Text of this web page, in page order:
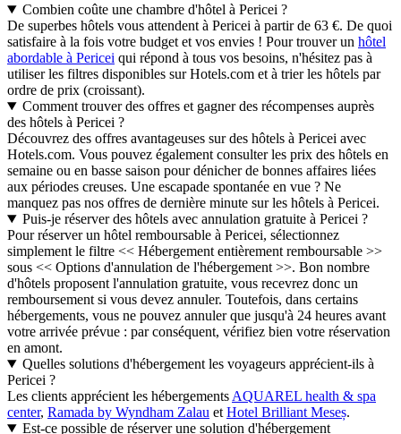
Combien coûte une chambre d'hôtel à Pericei ?
De superbes hôtels vous attendent à Pericei à partir de 63 €. De quoi
satisfaire à la fois votre budget et vos envies ! Pour trouver un hôtel
abordable à Pericei qui répond à tous vos besoins, n'hésitez pas à
utiliser les filtres disponibles sur Hotels.com et à trier les hôtels par
ordre de prix (croissant).
Comment trouver des offres et gagner des récompenses auprès
des hôtels à Pericei ?
Découvrez des offres avantageuses sur des hôtels à Pericei avec
Hotels.com. Vous pouvez également consulter les prix des hôtels en
semaine ou en basse saison pour dénicher de bonnes affaires liées
aux périodes creuses. Une escapade spontanée en vue ? Ne
manquez pas nos offres de dernière minute sur les hôtels à Pericei.
Puis-je réserver des hôtels avec annulation gratuite à Pericei ?
Pour réserver un hôtel remboursable à Pericei, sélectionnez
simplement le filtre << Hébergement entièrement remboursable >>
sous << Options d'annulation de l'hébergement >>. Bon nombre
d'hôtels proposent l'annulation gratuite, vous recevrez donc un
remboursement si vous devez annuler. Toutefois, dans certains
hébergements, vous ne pouvez annuler que jusqu'à 24 heures avant
votre arrivée prévue : par conséquent, vérifiez bien votre réservation
en amont.
Quelles solutions d'hébergement les voyageurs apprécient-ils à
Pericei ?
Les clients apprécient les hébergements AQUAREL health & spa
center, Ramada by Wyndham Zalau et Hotel Brilliant Meseș.
Est-ce possible de réserver une solution d'hébergement